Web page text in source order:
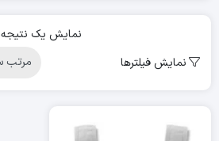
نمایش یک نتیجه
نمایش فیلترها